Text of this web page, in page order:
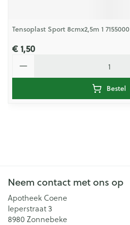
Tensoplast Sport 8cmx2,5m 1 7155000
€ 1,50
Bestel
Neem contact met ons op
Apotheek Coene
Ieperstraat 3
8980 Zonnebeke